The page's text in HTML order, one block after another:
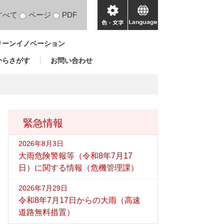
べて ページ PDF
色・
文
language
ンイノベーション
らさがす お問い合わせ
緊急情報
2026年8月3日
大雨危険警報等（令和8年7月17
日）に関する情報（危機管理課）
2026年7月29日
令和8年7月17日からの大雨（高速
道路無料措置）